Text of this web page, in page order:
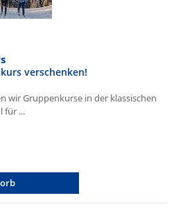
verschenken!
wir Gruppenkurse in der klassischen
für ...